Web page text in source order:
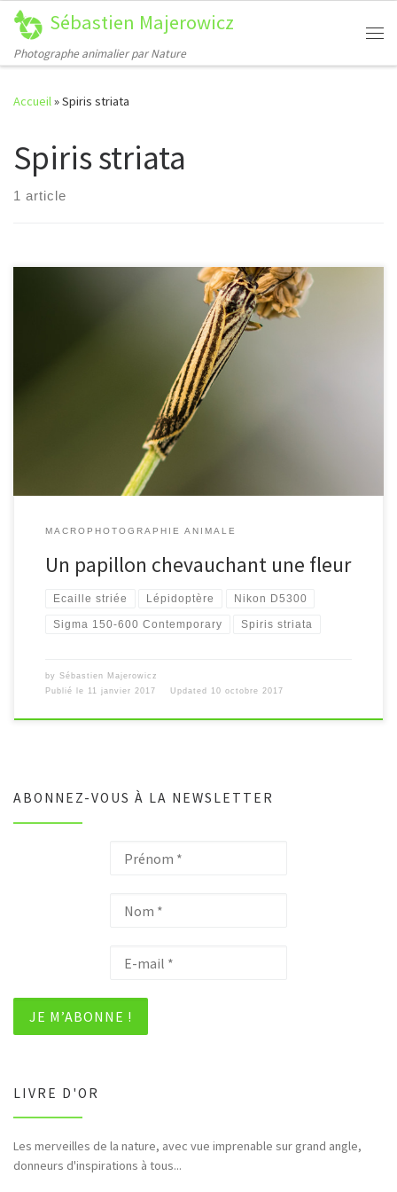
Passer au contenu
Sébastien Majerowicz
Photographe animalier par Nature
Accueil»Spiris striata
Spiris striata
1 article
MACROPHOTOGRAPHIE ANIMALE
Un papillon chevauchant une fleur
Ecaille striée Lépidoptère Nikon D5300
Sigma 150-600 Contemporary Spiris striata
by Sébastien Majerowicz
Publié le 11 janvier 2017 Updated 10 octobre 2017
ABONNEZ-VOUS À LA NEWSLETTER
LIVRE D'OR
Les merveilles de la nature, avec vue imprenable sur grand angle,
donneurs d'inspirations à tous...